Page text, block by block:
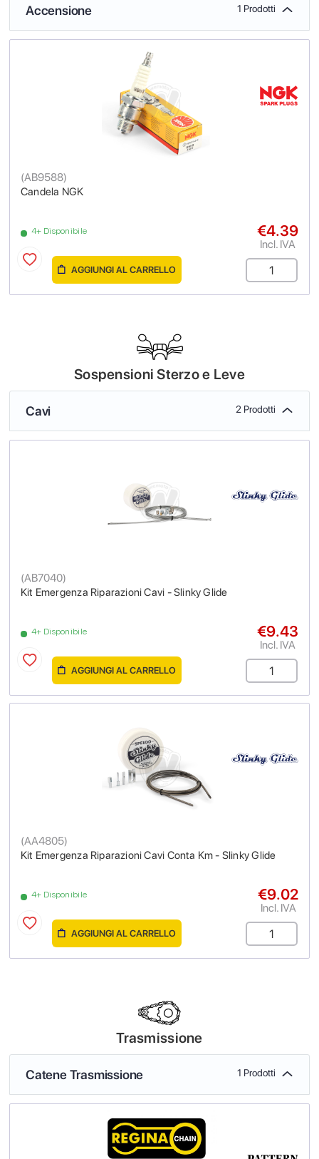
Accensione 1 Prodotti
Candela NGK
(AB9588)
4+ Disponibile €4.39
Incl. IVA
AGGIUNGI AL CARRELLO
Sospensioni Sterzo e Leve
Cavi 2 Prodotti
Kit Emergenza Riparazioni Cavi - Slinky Glide
(AB7040)
4+ Disponibile €9.43
Incl. IVA
AGGIUNGI AL CARRELLO
Kit Emergenza Riparazioni Cavi Conta Km - Slinky Glide
(AA4805)
4+ Disponibile €9.02
Incl. IVA
AGGIUNGI AL CARRELLO
Trasmissione
Catene Trasmissione 1 Prodotti